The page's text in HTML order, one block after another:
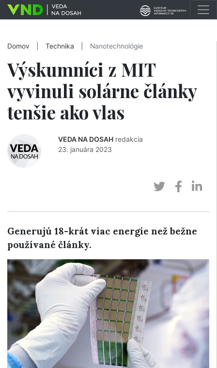
Domov Technika Nanotechnológie
Výskumníci z MIT
vyvinuli solárne články
tenšie ako vlas
VEDA NA DOSAH redakcia
23. januára 2023
Generujú 18-krát viac energie než bežne
používané články.